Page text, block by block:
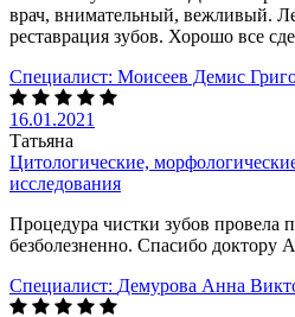
врач, внимательный, вежливый.
реставрация зубов. Хорошо все
Специалист: Моисеев Демис
16.01.2021
Татьяна
Цитологические,
исследования
Процедура чистки зубов провела
безболезненно. Спасибо доктору
Специалист: Демурова Анна